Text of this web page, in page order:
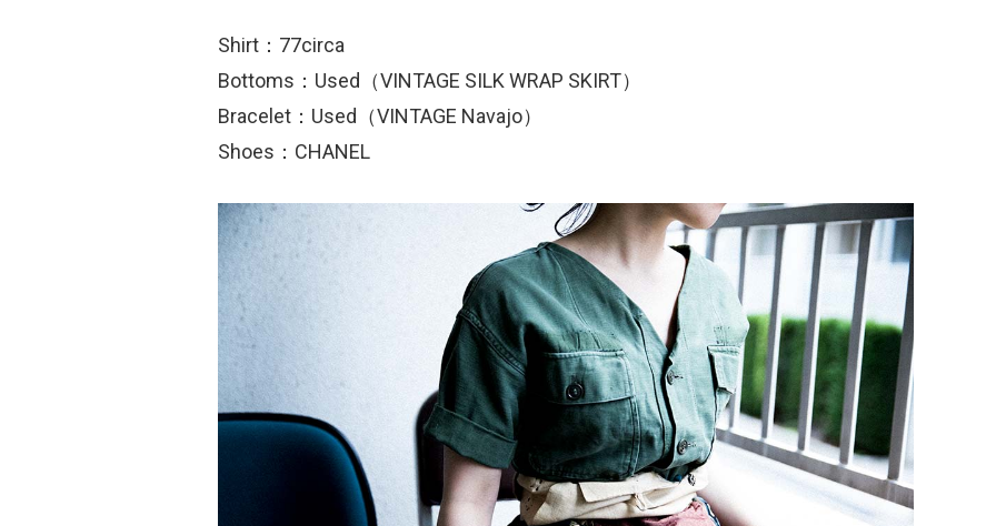
Shirt：77circa
Bottoms：Used（VINTAGE SILK WRAP SKIRT）
Bracelet：Used（VINTAGE Navajo）
Shoes：CHANEL